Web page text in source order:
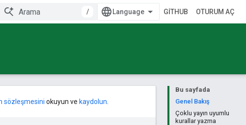
/ GITHUB OTURUM AÇ
Bu sayfada
Genel Bakış
Çoklu yayın uyumlu
kurallar yazma
sözleşmesini okuyun ve kaydolun